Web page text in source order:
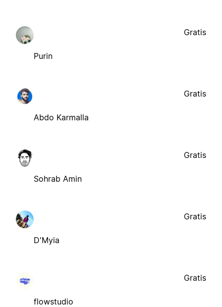
Purin
Gratis
Abdo Karmalla
Gratis
Sohrab Amin
Gratis
D'Myia
Gratis
flowstudio
Gratis